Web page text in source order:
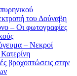
του Δούναβη
– Οι φωτογραφίες
– Νεκροί
βροχοπτώσεις στην